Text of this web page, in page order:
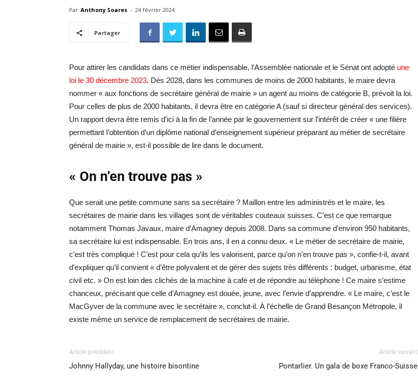
l'info
locale
–
Hebdo25
Par Anthony Soares - 24 février 2024
Partager
Pour attirer les candidats dans ce métier indispensable, l’Assemblée nationale et le Sénat ont adopté une
loi le 30 décembre 2023. Dès 2028, dans les communes de moins de 2000 habitants, le maire devra
nommer « aux fonctions de secrétaire général de mairie » un agent au moins de catégorie B, prévoit la loi.
Pour celles de plus de 2000 habitants, il devra être en catégorie A (sauf si directeur général des services).
Un rapport devra être remis d’ici à la fin de l’année par le gouvernement sur l’intérêt de créer « une filière
permettant l’obtention d’un diplôme national d’enseignement supérieur préparant au métier de secrétaire
général de mairie », est-il possible de lire dans le document.
« On n’en trouve pas »
Que serait une petite commune sans sa secrétaire ? Maillon entre les administrés et le maire, les
secrétaires de mairie dans les villages sont de véritables couteaux suisses. C’est ce que remarque
notamment Thomas Javaux, maire d’Amagney depuis 2008. Dans sa commune d’environ 950 habitants,
sa secrétaire lui est indispensable. En trois ans, il en a connu deux. « Le métier de secrétaire de mairie,
c’est très compliqué ! C’est pour cela qu’ils les valorisent, parce qu’on n’en trouve pas », confie-t-il, avant
d’expliquer qu’il convient « d’être polyvalent et de gérer des sujets très différents : budget, urbanisme, état
civil etc. » On est loin des clichés de la machine à café et de répondre au téléphone ! Ce maire s’estime
chanceux, précisant que celle d’Amagney est douée, jeune, avec l’envie d’apprendre. « Le maire, c’est le
MacGyver de la commune avec le secrétaire », conclut-il. À l’échelle de Grand Besançon Métropole, il
existe même un service de remplacement de secrétaires de mairie.
Article précédent
Johnny Hallyday, une histoire bisontine
Article suivant
Pontarlier. Un gala de boxe Franco-Suisse